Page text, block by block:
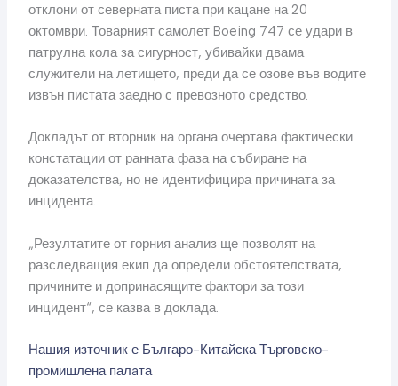
отклони от северната писта при кацане на 20
октомври. Товарният самолет Boeing 747 се удари в
патрулна кола за сигурност, убивайки двама
служители на летището, преди да се озове във водите
извън пистата заедно с превозното средство.
Докладът от вторник на органа очертава фактически
констатации от ранната фаза на събиране на
доказателства, но не идентифицира причината за
инцидента.
„Резултатите от горния анализ ще позволят на
разследващия екип да определи обстоятелствата,
причините и допринасящите фактори за този
инцидент“, се казва в доклада.
Нашия източник е Българо-Китайска Търговско-
промишлена палaта